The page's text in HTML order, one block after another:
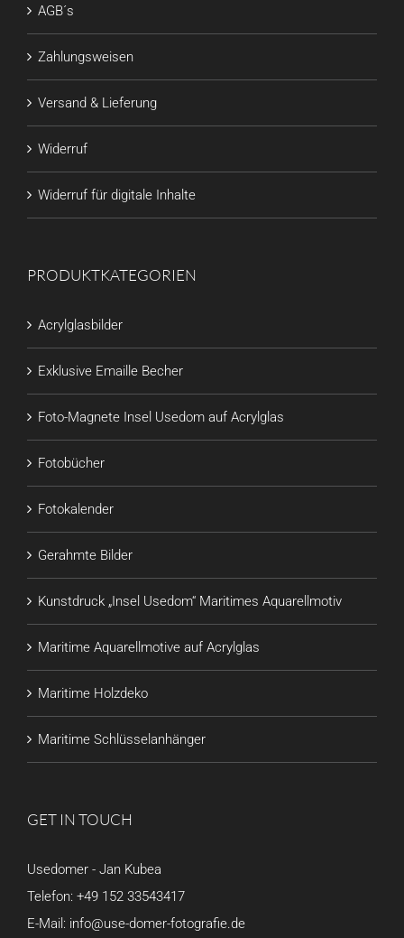
AGB´s
Zahlungsweisen
Versand & Lieferung
Widerruf
Widerruf für digitale Inhalte
PRODUKTKATEGORIEN
Acrylglasbilder
Exklusive Emaille Becher
Foto-Magnete Insel Usedom auf Acrylglas
Fotobücher
Fotokalender
Gerahmte Bilder
Kunstdruck „Insel Usedom“ Maritimes Aquarellmotiv
Maritime Aquarellmotive auf Acrylglas
Maritime Holzdeko
Maritime Schlüsselanhänger
GET IN TOUCH
Usedomer - Jan Kubea
Telefon: +49 152 33543417
E-Mail: info@use-domer-fotografie.de